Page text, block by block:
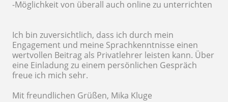
-Möglichkeit von überall auch online zu unterrichten
Ich bin zuversichtlich, dass ich durch mein
Engagement und meine Sprachkenntnisse einen
wertvollen Beitrag als Privatlehrer leisten kann. Über
eine Einladung zu einem persönlichen Gespräch
freue ich mich sehr.
Mit freundlichen Grüßen, Mika Kluge